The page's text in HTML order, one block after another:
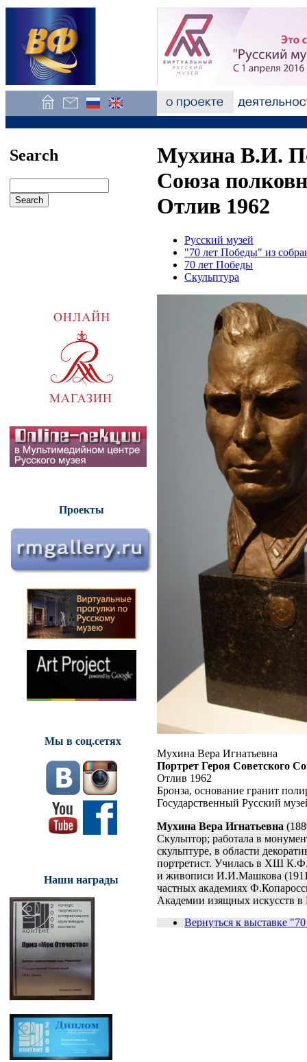
Search
Проекты
Мы в соц.сетях
Наши награды
Мухина В.И.
Союза
Отлив 1962
Русский музей
"70 лет Победы" из
70 лет Победы
Скульптура
Мухина Вера Игнатьевна
Портрет Героя Советского
Отлив 1962
Бронза, основание гранит
Государственный Русский
Мухина Вера Игнатьевна
Скульптор; работала в
скульптуре, в области
портретист. Училась в ХШ
и живописи И.И.Машкова
частных академиях
Академии изящных искусств в
Вернуться к выставке